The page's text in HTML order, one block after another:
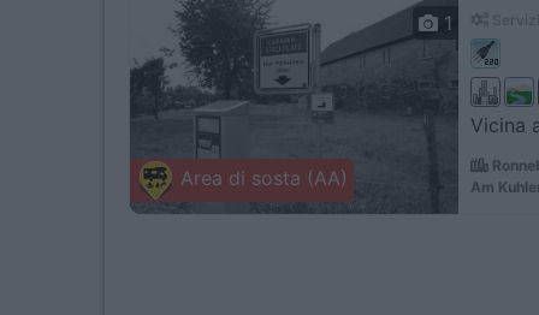
Area di sosta (AA)
1
Vicina
Am